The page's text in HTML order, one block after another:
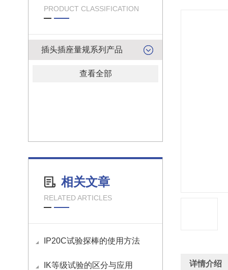
PRODUCT CLASSIFICATION
插头插座量规系列产品
查看全部
相关文章
RELATED ARTICLES
IP20C试验探棒的使用方法
IK等级试验的区分与应用 详情介绍